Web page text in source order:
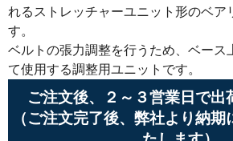
れるストレッチャーユニット形のベア
す。
ベルトの張力調整を行うため、ベース
て使用する調整用ユニットです。
ご注文後、２～３営業日で出
（ご注文完了後、弊社より納